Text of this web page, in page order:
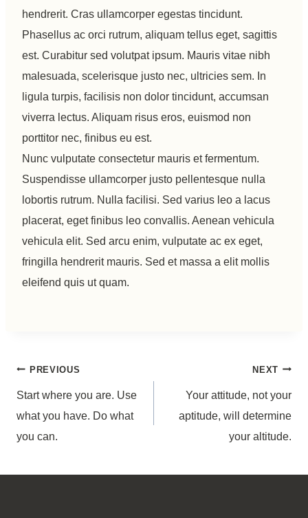
hendrerit. Cras ullamcorper egestas tincidunt.
Phasellus ac orci rutrum, aliquam tellus eget, sagittis
est. Curabitur sed volutpat ipsum. Mauris vitae nibh
malesuada, scelerisque justo nec, ultricies sem. In
ligula turpis, facilisis non dolor tincidunt, accumsan
viverra lectus. Aliquam risus eros, euismod non
porttitor nec, finibus eu est.
Nunc vulputate consectetur mauris et fermentum.
Suspendisse ullamcorper justo pellentesque nulla
lobortis rutrum. Nulla facilisi. Sed varius leo a lacus
placerat, eget finibus leo convallis. Aenean vehicula
vehicula elit. Sed arcu enim, vulputate ac ex eget,
fringilla hendrerit mauris. Sed et massa a elit mollis
eleifend quis ut quam.
Post
navigation
PREVIOUS
Start where you are. Use
what you have. Do what
you can.
NEXT
Your attitude, not your
aptitude, will determine
your altitude.